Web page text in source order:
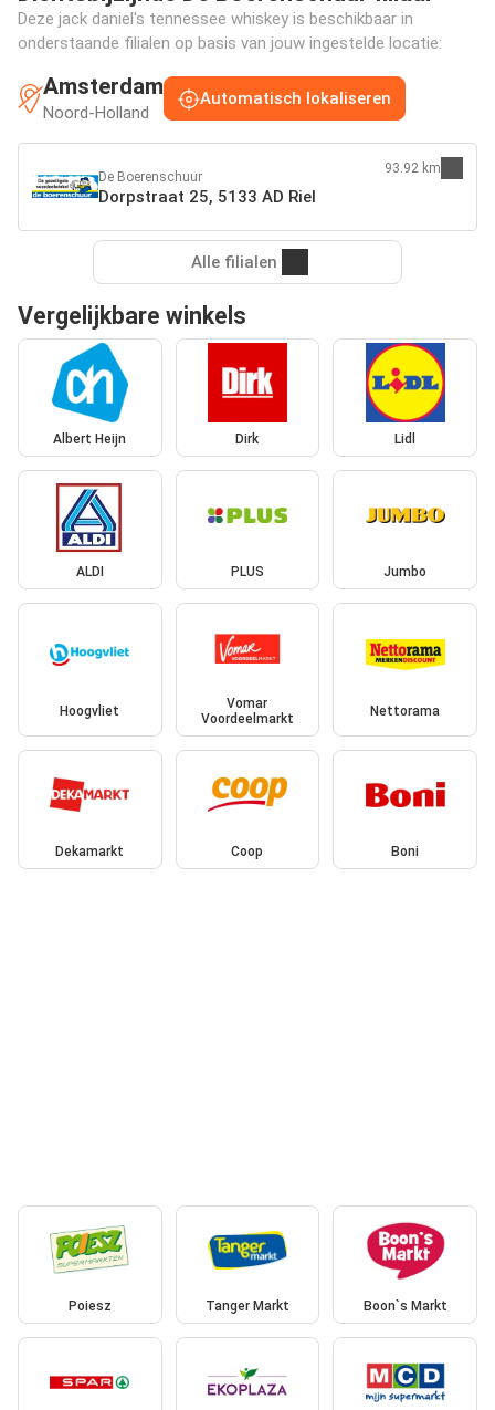
Deze jack daniel's tennessee whiskey is beschikbaar in
onderstaande filialen op basis van jouw ingestelde locatie:
Amsterdam
Noord-Holland
Automatisch lokaliseren
De Boerenschuur
Dorpstraat 25, 5133 AD Riel
93.92 km
Alle filialen
Vergelijkbare winkels
Albert Heijn Dirk Lidl
ALDI PLUS Jumbo
Hoogvliet
Vomar
Voordeelmarkt
Nettorama
Dekamarkt Coop Boni
Poiesz Tanger Markt Boon`s Markt